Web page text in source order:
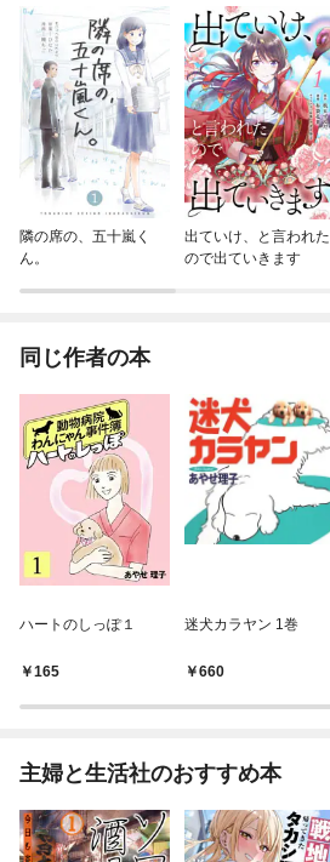
隣の席の、五十嵐く
ん。
出ていけ、と言われた
ので出ていきます
同じ作者の本
ハートのしっぽ１
165
迷犬カラヤン 1巻
660
主婦と生活社のおすすめ本